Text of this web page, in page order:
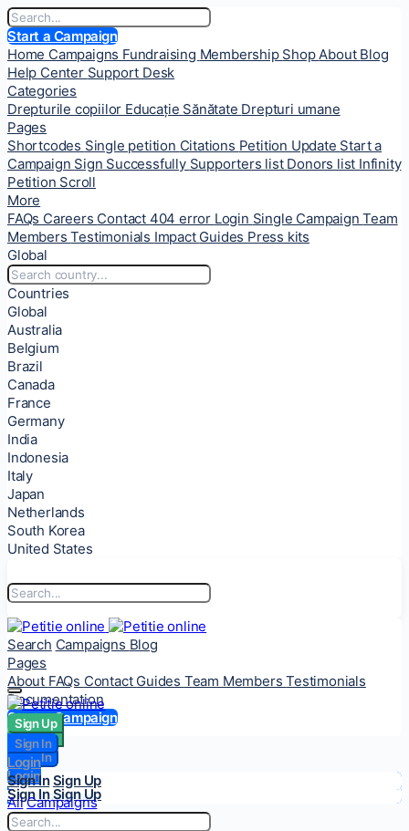
Start a Campaign
Home Campaigns Fundraising Membership ShopAbout Blog
Help Center Support Desk
Categories
Drepturile copiilor Educație Sănătate Drepturi umane
Pages
Shortcodes Single petition Citations Petition Update Start a
Campaign Sign Successfully Supporters list Donors list Infinity
Petition Scroll
More
FAQs Careers Contact 404 error Login Single CampaignTeam
MembersTestimonials Impact Guides Press kits
Global
Countries
Global
Australia
Belgium
Brazil
Canada
France
Germany
India
Indonesia
Italy
Japan
Netherlands
South Korea
United States
Search Campaigns Blog
Pages
About FAQs Contact Guides Team MembersTestimonials
Documentation
Start a Campaign
Sign Up
Sign In
Login
Sign InSign Up
Sign Up
Sign In
Login
Sign InSign Up
All Campaigns